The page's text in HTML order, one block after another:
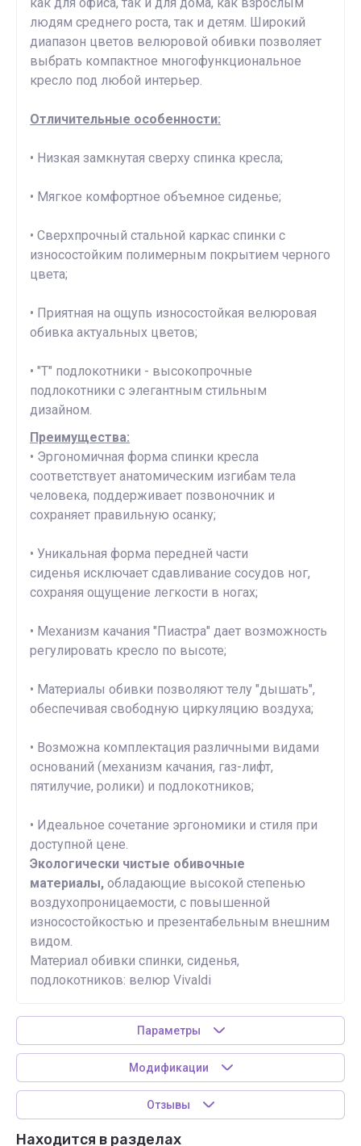
людям среднего роста, так и детям. Широкий
диапазон цветов велюровой обивки позволяет
выбрать компактное многофункциональное
кресло под любой интерьер.
Отличительные особенности:
• Низкая замкнутая сверху спинка кресла;
• Мягкое комфортное объемное сиденье;
• Сверхпрочный стальной каркас спинки с
износостойким полимерным покрытием черного
цвета;
• Приятная на ощупь износостойкая велюровая
обивка актуальных цветов;
• "Т" подлокотники - высокопрочные
подлокотники с элегантным стильным
дизайном.
Преимущества:
• Эргономичная форма спинки кресла
соответствует анатомическим изгибам тела
человека, поддерживает позвоночник и
сохраняет правильную осанку;
• Уникальная форма передней части
сиденья исключает сдавливание сосудов ног,
сохраняя ощущение легкости в ногах;
• Механизм качания "Пиастра" дает возможность
регулировать кресло по высоте;
• Материалы обивки позволяют телу "дышать",
обеспечивая свободную циркуляцию воздуха;
• Возможна комплектация различными видами
оснований (механизм качания, газ-лифт,
пятилучие, ролики) и подлокотников;
• Идеальное сочетание эргономики и стиля при
доступной цене.
Экологически чистые обивочные
материалы, обладающие высокой степенью
воздухопроницаемости, с повышенной
износостойкостью и презентабельным внешним
видом.
Материал обивки спинки, сиденья,
подлокотников: велюр Vivaldi
Параметры
Модификации
Отзывы
Находится в разделах